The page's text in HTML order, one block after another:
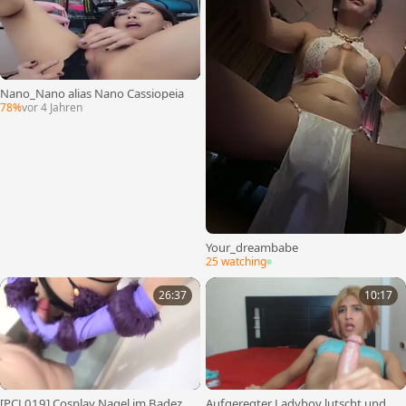
Nano_Nano alias Nano Cassiopeia
78%vor 4 Jahren
Your_dreambabe
25 watching
26:37 10:17